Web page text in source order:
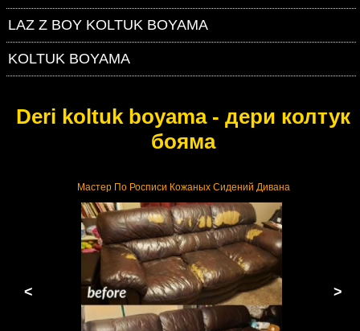
LAZ Z BOY KOLTUK BOYAMA
KOLTUK BOYAMA
Deri koltuk boyama - дери колтук
бояма
Мастер По Росписи Кожаных Сидений Дивана